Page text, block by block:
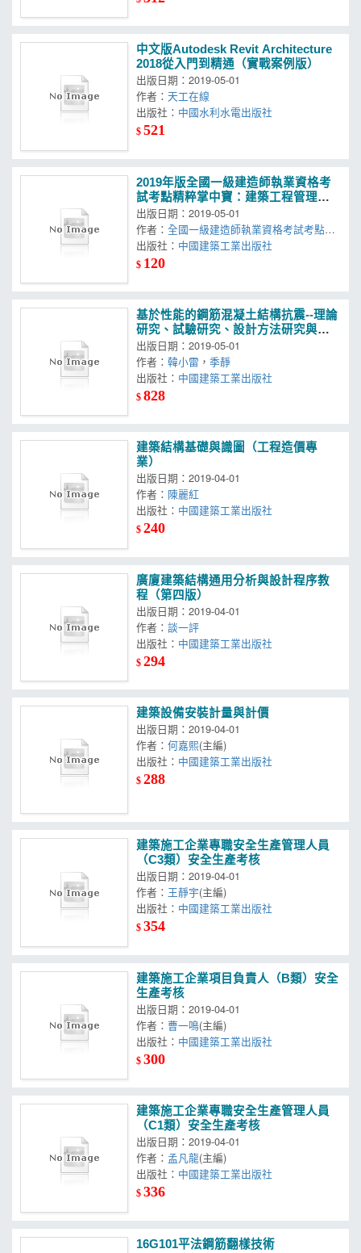
中文版Autodesk Revit Architecture
2018從入門到精通（實戰案例版）
出版日期：2019-05-01
作者：天工在線
出版社： 中國水利水電出版社
$521
2019年版全國一級建造師執業資格考
試考點精粹掌中寶：建築工程管理與
實務考點精粹掌中寶
出版日期：2019-05-01
作者：全國一級建造師執業資格考試考點精
粹掌中寶編寫委員會
出版社： 中國建築工業出版社
$ 120
基於性能的鋼筋混凝土結構抗震--理論
研究、試驗研究、設計方法研究與工
程應用
出版日期：2019-05-01
作者：韓小雷 ，季靜
出版社： 中國建築工業出版社
$828
建築結構基礎與識圖（工程造價專
業）
出版日期：2019-04-01
作者： 陳麗紅
出版社： 中國建築工業出版社
$240
廣廈建築結構通用分析與設計程序教
程（第四版）
出版日期：2019-04-01
作者：談一評
出版社： 中國建築工業出版社
$294
建築設備安裝計量與計價
出版日期：2019-04-01
作者：何嘉熙(主編)
出版社： 中國建築工業出版社
$288
建築施工企業專職安全生產管理人員
（C3類）安全生產考核
出版日期：2019-04-01
作者： 王靜宇(主編)
出版社： 中國建築工業出版社
$354
建築施工企業項目負責人（B類）安全
生產考核
出版日期：2019-04-01
作者： 曹一鳴(主編)
出版社： 中國建築工業出版社
$300
建築施工企業專職安全生產管理人員
（C1類）安全生產考核
出版日期：2019-04-01
作者： 孟凡龍(主編)
出版社： 中國建築工業出版社
$336
16G101平法鋼筋翻樣技術